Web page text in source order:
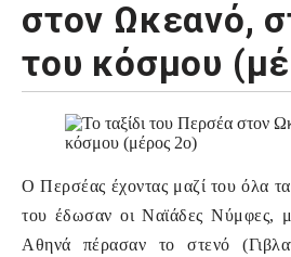
στον Ωκεανό,
του κόσμου
Ο Περσέας έχοντας μαζί του όλα
του έδωσαν οι Ναϊάδες Νύμφες,
Αθηνά πέρασαν το στενό